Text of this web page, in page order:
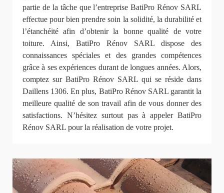
partie de la tâche que l’entreprise BatiPro Rénov SARL
effectue pour bien prendre soin la solidité, la durabilité et
l’étanchéité afin d’obtenir la bonne qualité de votre
toiture. Ainsi, BatiPro Rénov SARL dispose des
connaissances spéciales et des grandes compétences
grâce à ses expériences durant de longues années. Alors,
comptez sur BatiPro Rénov SARL qui se réside dans
Daillens 1306. En plus, BatiPro Rénov SARL garantit la
meilleure qualité de son travail afin de vous donner des
satisfactions. N’hésitez surtout pas à appeler BatiPro
Rénov SARL pour la réalisation de votre projet.